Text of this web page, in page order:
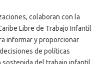
colaboran con la
Libre de Trabajo Infantil
informar y proporcionar
de políticas